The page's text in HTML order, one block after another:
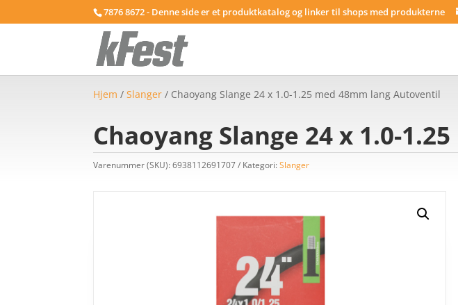
7876 8672 - Denne side er et produktkatalog og linker til shops med produkterne
Hjem /Slanger / Chaoyang Slange 24 x 1.0-1.25 med 48mm lang Autoventil
Chaoyang Slange 24 x 1.0-
Varenummer (SKU):6938112691707 Kategori:Slanger